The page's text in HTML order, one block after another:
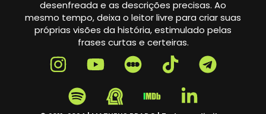
desenfreada e as descrições precisas. Ao
mesmo tempo, deixa o leitor livre para criar suas
próprias visões da história, estimulado pelas
frases curtas e certeiras.